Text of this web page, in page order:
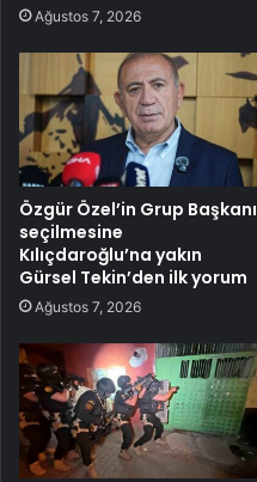
Ağustos 7, 2026
Özgür Özel’in Grup Başkanı
seçilmesine
Kılıçdaroğlu’na yakın
Gürsel Tekin’den ilk yorum
Ağustos 7, 2026